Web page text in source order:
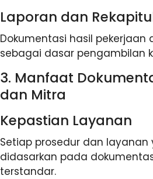
Laporan dan
Dokumentasi hasil pekerjaan
sebagai dasar pengambilan
3. Manfaat
dan Mitra
Kepastian Layanan
Setiap prosedur dan
didasarkan pada
terstandar.